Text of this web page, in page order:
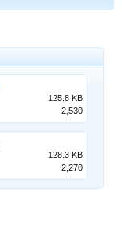
125.8 KB
2,530
128.3 KB
2,270